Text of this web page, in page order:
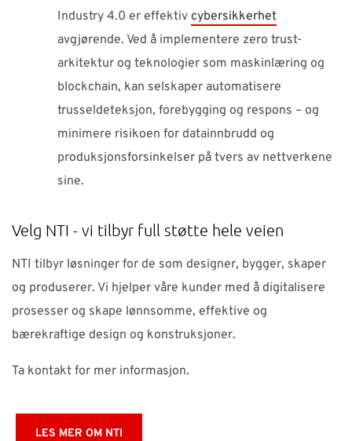
Industry 4.0 er effektiv cybersikkerhet
avgjørende. Ved å implementere zero trust-
arkitektur og teknologier som maskinlæring og
blockchain, kan selskaper automatisere
trusseldeteksjon, forebygging og respons – og
minimere risikoen for datainnbrudd og
produksjonsforsinkelser på tvers av nettverkene
sine.
Velg NTI - vi tilbyr full støtte hele veien
NTI tilbyr løsninger for de som designer, bygger, skaper
og produserer. Vi hjelper våre kunder med å digitalisere
prosesser og skape lønnsomme, effektive og
bærekraftige design og konstruksjoner.
Ta kontakt for mer informasjon.
LES MER OM NTI